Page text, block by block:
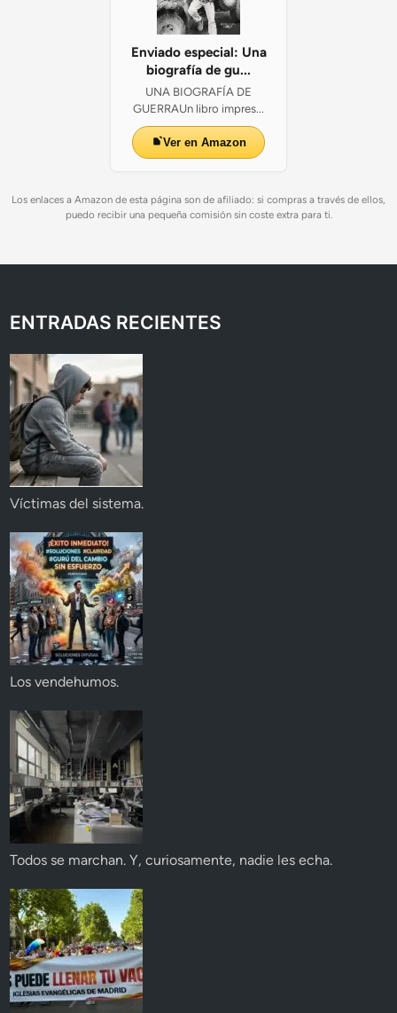
Enviado especial: Una
biografía de gu...
UNA BIOGRAFÍA DE
GUERRAUn libro impres...
Ver en Amazon
Los enlaces a Amazon de esta página son de afiliado: si compras a través de ellos,
puedo recibir una pequeña comisión sin coste extra para ti.
ENTRADAS RECIENTES
Víctimas del sistema.
Los vendehumos.
Todos se marchan. Y, curiosamente, nadie les echa.